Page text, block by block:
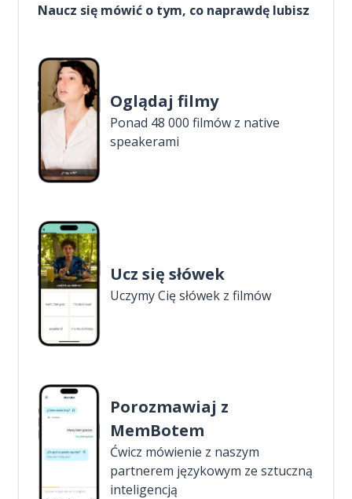
Naucz się mówić o tym, co naprawdę lubisz
Oglądaj filmy
Ponad 48 000 filmów z native
speakerami
Ucz się słówek
Uczymy Cię słówek z filmów
Porozmawiaj z
MemBotem
Ćwicz mówienie z naszym
partnerem językowym ze sztuczną
inteligencją